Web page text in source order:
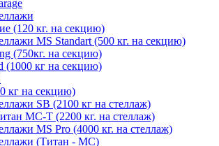
(120 кг. на секцию)
MS Standart (500 кг. на секцию)
(750кг. на секцию)
(1000 кг на секцию)
кг на секцию)
SB (2100 кг на стеллаж)
МС-Т (2200 кг. на стеллаж)
MS Pro (4000 кг. на стеллаж)
(Титан - МС)